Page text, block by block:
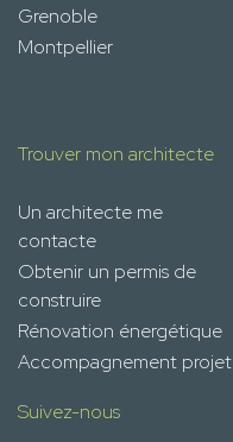
Grenoble
Montpellier
Trouver mon architecte
Un architecte me
contacte
Obtenir un permis de
construire
Rénovation énergétique
Accompagnement projet
Suivez-nous